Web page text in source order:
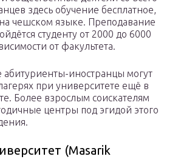
здесь обучение бесплатное,
чешском языке. Преподавание
студенту от 2000 до 6000
от факультета.
иностранцы могут
при университете ещё в
Более взрослым соискателям
центры под эгидой этого
(Masarik